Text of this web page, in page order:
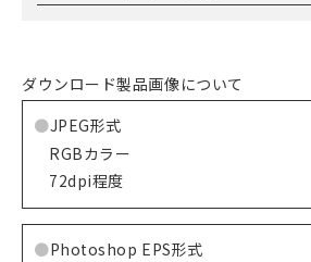
ダウンロード製品画像について
JPEG形式
RGBカラー
72dpi程度
Photoshop EPS形式